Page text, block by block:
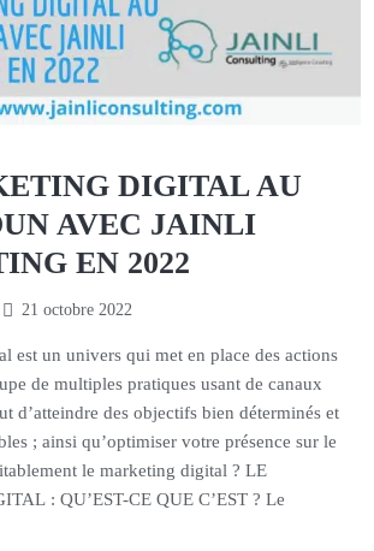
DIGITAL AU
AVEC JAINLI
EN 2022
21 octobre 2022
est un univers qui met en place des actions
de multiples pratiques usant de canaux
d’atteindre des objectifs bien déterminés et
; ainsi qu’optimiser votre présence sur le
le marketing digital ? LE
: QU’EST-CE QUE C’EST ? Le